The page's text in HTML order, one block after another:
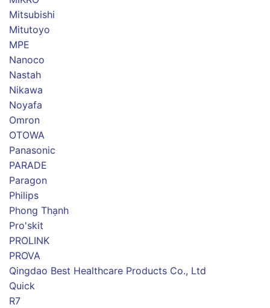
Mitsubishi
Mitutoyo
MPE
Nanoco
Nastah
Nikawa
Noyafa
Omron
OTOWA
Panasonic
PARADE
Paragon
Philips
Phong Thạnh
Pro'skit
PROLINK
PROVA
Qingdao Best Healthcare Products Co., Ltd
Quick
R7